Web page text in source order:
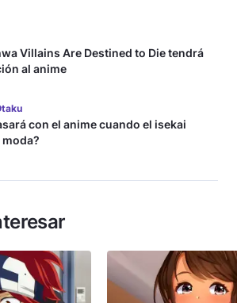
Villains Are Destined to Die tendrá
al anime
con el anime cuando el isekai
moda?